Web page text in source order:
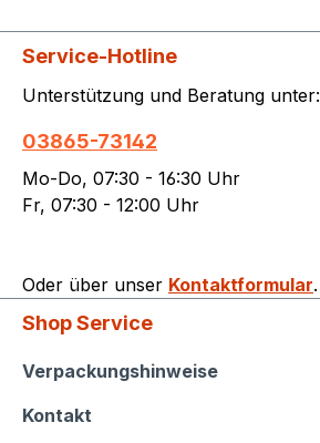
Service-Hotline
Unterstützung und Beratung unter:
03865-73142
Mo-Do, 07:30 - 16:30 Uhr
Fr, 07:30 - 12:00 Uhr
Oder über unser Kontaktformular.
Shop Service
Shop Service
Verpackungshinweise
Kontakt